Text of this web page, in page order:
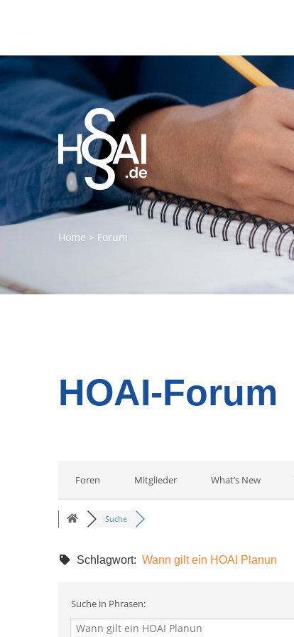
Home > Forum
HOAI-Forum
Foren Mitglieder What’s New
Suche
Schlagwort: Wann gilt ein HOAI Planun
Suche in Phrasen: